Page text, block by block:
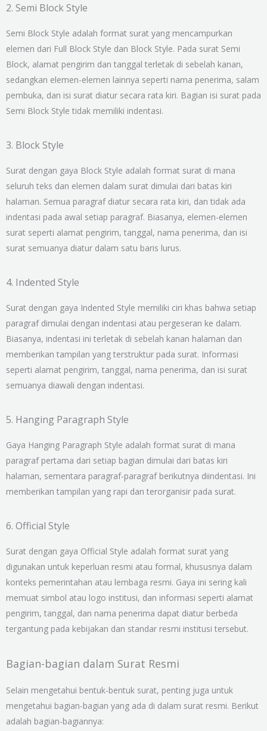
2. Semi Block Style
Semi Block Style adalah format surat yang mencampurkan
elemen dari Full Block Style dan Block Style. Pada surat Semi
Block, alamat pengirim dan tanggal terletak di sebelah kanan,
sedangkan elemen-elemen lainnya seperti nama penerima, salam
pembuka, dan isi surat diatur secara rata kiri. Bagian isi surat pada
Semi Block Style tidak memiliki indentasi.
3. Block Style
Surat dengan gaya Block Style adalah format surat di mana
seluruh teks dan elemen dalam surat dimulai dari batas kiri
halaman. Semua paragraf diatur secara rata kiri, dan tidak ada
indentasi pada awal setiap paragraf. Biasanya, elemen-elemen
surat seperti alamat pengirim, tanggal, nama penerima, dan isi
surat semuanya diatur dalam satu baris lurus.
4. Indented Style
Surat dengan gaya Indented Style memiliki ciri khas bahwa setiap
paragraf dimulai dengan indentasi atau pergeseran ke dalam.
Biasanya, indentasi ini terletak di sebelah kanan halaman dan
memberikan tampilan yang terstruktur pada surat. Informasi
seperti alamat pengirim, tanggal, nama penerima, dan isi surat
semuanya diawali dengan indentasi.
5. Hanging Paragraph Style
Gaya Hanging Paragraph Style adalah format surat di mana
paragraf pertama dari setiap bagian dimulai dari batas kiri
halaman, sementara paragraf-paragraf berikutnya diindentasi. Ini
memberikan tampilan yang rapi dan terorganisir pada surat.
6. Official Style
Surat dengan gaya Official Style adalah format surat yang
digunakan untuk keperluan resmi atau formal, khususnya dalam
konteks pemerintahan atau lembaga resmi. Gaya ini sering kali
memuat simbol atau logo institusi, dan informasi seperti alamat
pengirim, tanggal, dan nama penerima dapat diatur berbeda
tergantung pada kebijakan dan standar resmi institusi tersebut.
Bagian-bagian dalam Surat Resmi
Selain mengetahui bentuk-bentuk surat, penting juga untuk
mengetahui bagian-bagian yang ada di dalam surat resmi. Berikut
adalah bagian-bagiannya: